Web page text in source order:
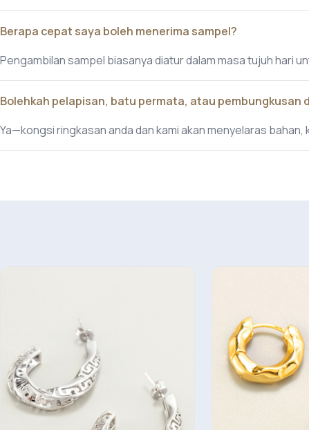
Berapa cepat saya boleh menerima sampel?
Pengambilan sampel biasanya diatur dalam masa tujuh hari
Bolehkah pelapisan, batu permata, atau pembungkusan
Ya—kongsi ringkasan anda dan kami akan menyelaras